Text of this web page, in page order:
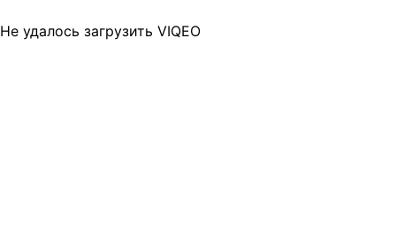
Не удалось загрузить VIQEO